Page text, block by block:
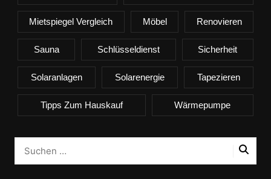
Mietspiegel Vergleich Möbel Renovieren
Sauna Schlüsseldienst Sicherheit
Solaranlagen Solarenergie Tapezieren
Tipps Zum Hauskauf Wärmepumpe